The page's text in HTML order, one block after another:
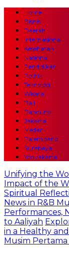
Home
Bisnis
Daerah
Internasional
Kesehatan
Nasional
Pendidikan
Politik
Teknologi
Wisata
Bali
Bandung
Jakarta
Medan
Palembang
Surabaya
Yogyakarta
Unifying the
Impact of the
Spiritual
News in R&B
Performances,
to Aaliyah
in a Healthy
Musim Pertama